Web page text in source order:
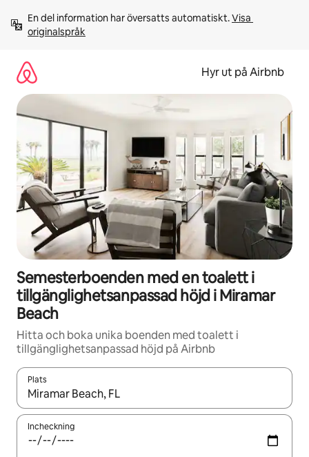
innehåll
En del information har översatts automatiskt. Visa
originalspråk
Hyr ut på Airbnb
Semesterboenden med en toalett i
tillgänglighetsanpassad höjd i Miramar
Beach
Hitta och boka unika boenden med toalett i
tillgänglighetsanpassad höjd på Airbnb
Plats
När resultaten är tillgängliga kan du navigera med upp- och
Incheckning